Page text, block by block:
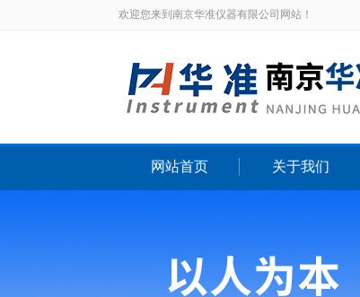
欢迎您来到南京华准仪器有限公司网站！
网站首页 关于我们